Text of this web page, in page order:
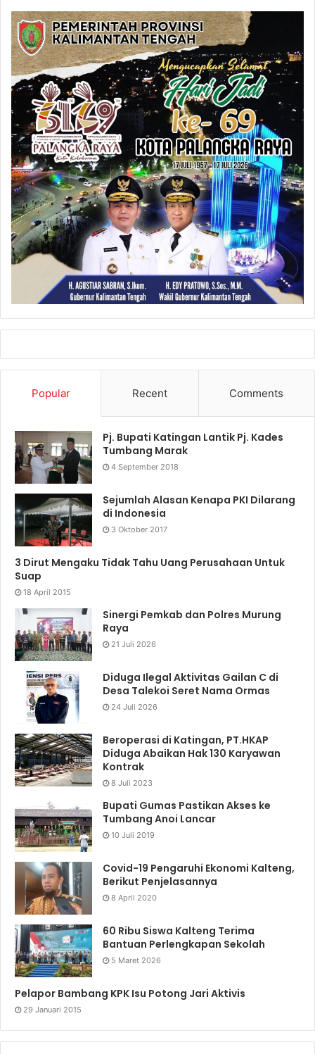
Popular Recent Comments
Pj. Bupati Katingan Lantik Pj. Kades
Tumbang Marak
4 September 2018
Sejumlah Alasan Kenapa PKI Dilarang
di Indonesia
3 Oktober 2017
3 Dirut Mengaku Tidak Tahu Uang Perusahaan Untuk
Suap
18 April 2015
Sinergi Pemkab dan Polres Murung
Raya
21 Juli 2026
Diduga Ilegal Aktivitas Gailan C di
Desa Talekoi Seret Nama Ormas
24 Juli 2026
Beroperasi di Katingan, PT.HKAP
Diduga Abaikan Hak 130 Karyawan
Kontrak
8 Juli 2023
Bupati Gumas Pastikan Akses ke
Tumbang Anoi Lancar
10 Juli 2019
Covid-19 Pengaruhi Ekonomi Kalteng,
Berikut Penjelasannya
8 April 2020
60 Ribu Siswa Kalteng Terima
Bantuan Perlengkapan Sekolah
5 Maret 2026
Pelapor Bambang KPK Isu Potong Jari Aktivis
29 Januari 2015